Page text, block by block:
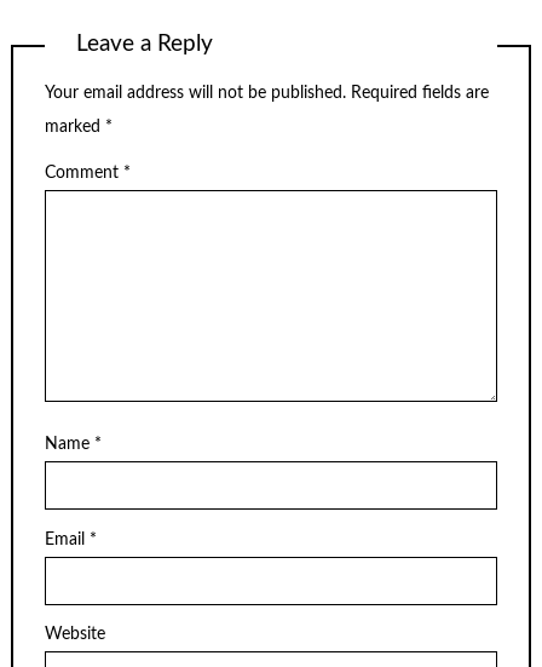
Leave a Reply
Your email address will not be published. Required fields are
marked *
Comment *
Name *
Email *
Website